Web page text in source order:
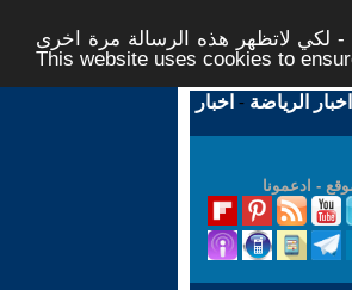
لكي لاتظهر هذه الرسالة مرة اخرى -
This website uses cookies to
اخبار الرياضة - اخبار
- ادعمونا